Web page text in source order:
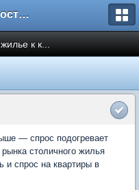
Форум Новостройки
к к...
— спрос подогревает
столичного жилья
и спрос на квартиры в